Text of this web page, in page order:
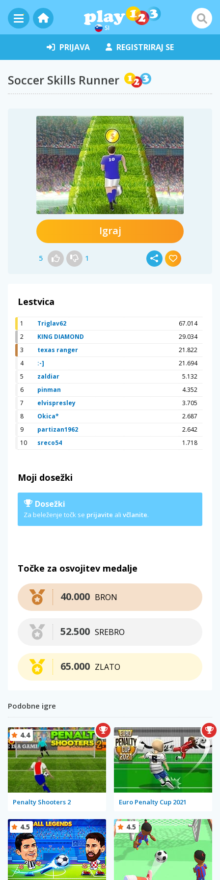
SI
PRIJAVA REGISTRIRAJ SE
Soccer Skills Runner
Igraj
5 1
Lestvica
1 Triglav62
67.014
2
KING DIAMOND
29.034
3
texas ranger
21.822
4
:-]
21.694
5
zaldiar
5.132
6
pinman
4.352
7
elvispresley
3.705
8
Okica*
2.687
9
partizan1962
2.642
10
sreco54 1.718
Moji dosežki
Dosežki
Za beleženje točk se prijavite ali včlanite.
Točke za osvojitev medalje
BRON
40.000
SREBRO
52.500
ZLATO
65.000
Podobne igre
Penalty Shooters 2
4.4
Euro Penalty Cup 2021
4.5 4.5